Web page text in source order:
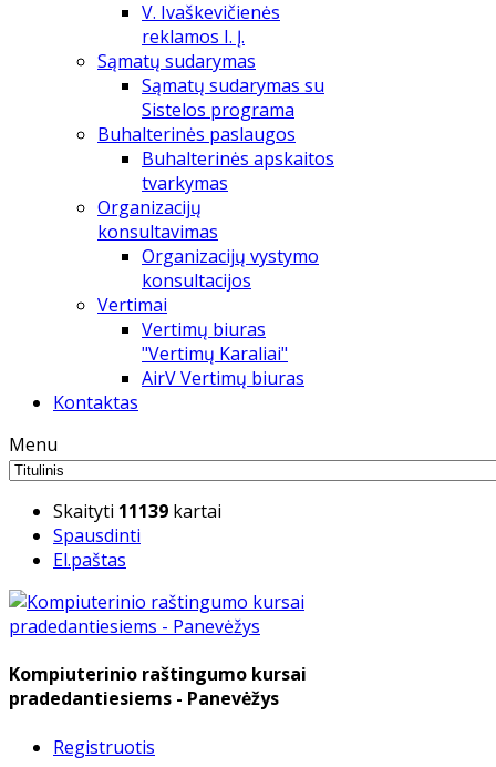
V. Ivaškevičienės
reklamos I. Į.
Sąmatų sudarymas
Sąmatų sudarymas su
Sistelos programa
Buhalterinės paslaugos
Buhalterinės apskaitos
tvarkymas
Organizacijų
konsultavimas
Organizacijų vystymo
konsultacijos
Vertimai
Vertimų biuras
"Vertimų Karaliai"
AirV Vertimų biuras
Kontaktas
Menu
Skaityti 11139 kartai
Spausdinti
El.paštas
Kompiuterinio raštingumo kursai
pradedantiesiems - Panevėžys
Registruotis